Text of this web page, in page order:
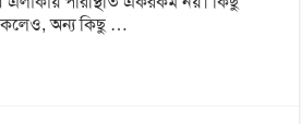
অন্য কিছু …